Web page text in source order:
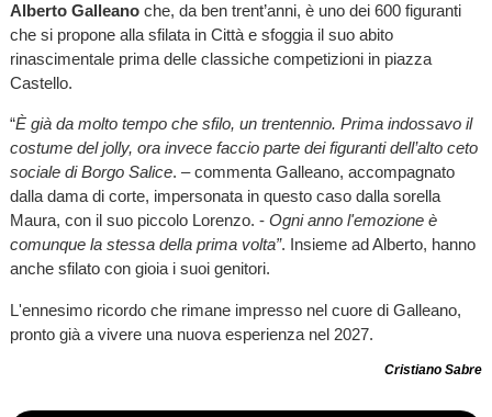
Alberto Galleanoche, da ben trent’anni, è uno dei 600 figuranti
che si propone alla sfilata in Città e sfoggia il suo abito
rinascimentale prima delle classiche competizioni in piazza
Castello.
“È già da molto tempo che sfilo, un trentennio. Prima indossavo il
costume del jolly, ora invece faccio parte dei figuranti dell’alto ceto
sociale di Borgo Salice. – commenta Galleano, accompagnato
dalla dama di corte, impersonata in questo caso dalla sorella
Maura, con il suo piccolo Lorenzo. - Ogni anno l'emozione è
comunque la stessa della prima volta”. Insieme ad Alberto, hanno
anche sfilato con gioia i suoi genitori.
L'ennesimo ricordo che rimane impresso nel cuore di Galleano,
pronto già a vivere una nuova esperienza nel 2027.
Cristiano Sabre